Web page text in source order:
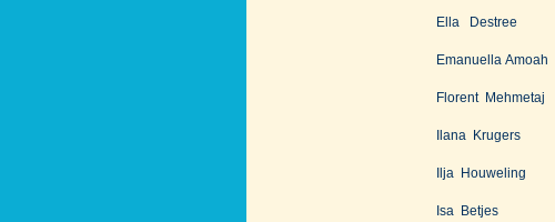
Ella Destree
Emanuella Amoah
Florent Mehmetaj
Ilana Krugers
Ilja Houweling
Isa Betjes